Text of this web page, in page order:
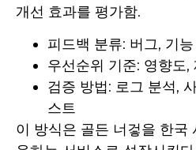
개선 효과를 평가함.
피드백 분류: 버그, 기
우선순위 기준: 영향도,
검증 방법: 로그 분석,
스트
이 방식은 골든 너겋을 한국